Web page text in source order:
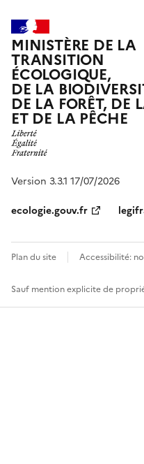
MINISTÈRE DE LA
TRANSITION
ÉCOLOGIQUE,
DE LA
DE LA FORÊT, DE
ET DE LA PÊCHE
Version 3.3.1 17/07/2026
ecologie.gouv.fr
Plan du site Accessibilité:
Sauf mention explicite de